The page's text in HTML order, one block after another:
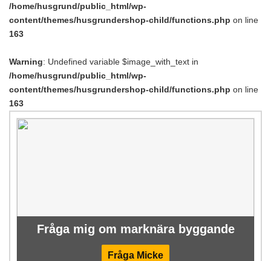
/home/husgrund/public_html/wp-
content/themes/husgrundershop-child/functions.php on line
163
Warning: Undefined variable $image_with_text in
/home/husgrund/public_html/wp-
content/themes/husgrundershop-child/functions.php on line
163
Fråga mig om marknära byggande
Fråga Micke